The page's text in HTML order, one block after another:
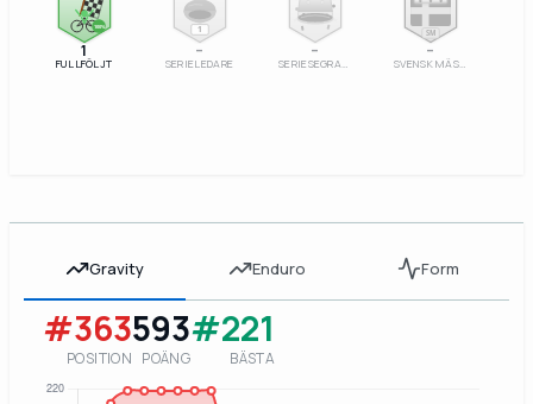
Gravity Enduro Form
#363
POSITION
593
POÄNG
#221
BÄSTA
100%
1
FULLFÖLJT
1
–
SERIELEDARE
–
SERIESEGRARE
SM
–
SVENSK MÄSTARE